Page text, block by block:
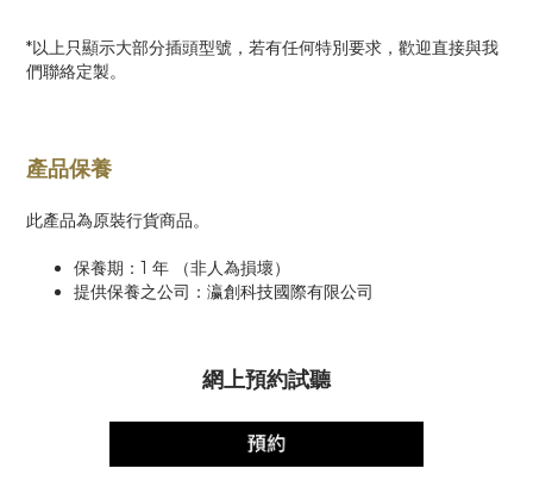
*以上只顯示大部分插頭型號， 若有任何特別要求，歡迎直接與我
們聯絡定製。
產品保養
此產品為原裝行貨商品。
保養期：1 年 （非人為損壞）
提供保養之公司：瀛創科技國際有限公司
網上預約試聽